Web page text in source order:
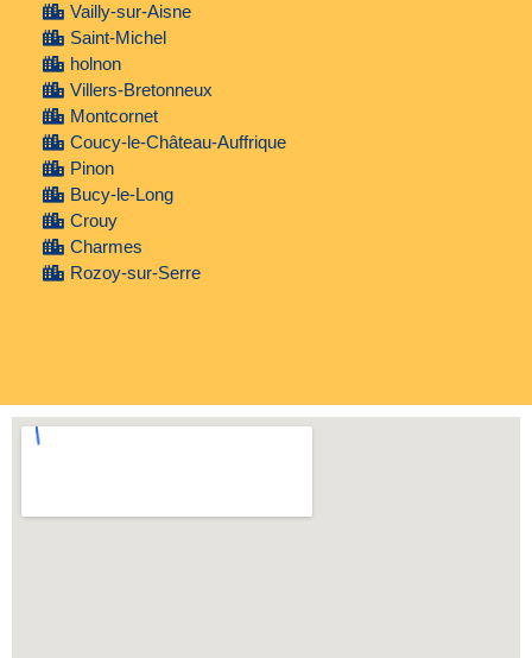
Vailly-sur-Aisne
Saint-Michel
holnon
Villers-Bretonneux
Montcornet
Coucy-le-Château-Auffrique
Pinon
Bucy-le-Long
Crouy
Charmes
Rozoy-sur-Serre